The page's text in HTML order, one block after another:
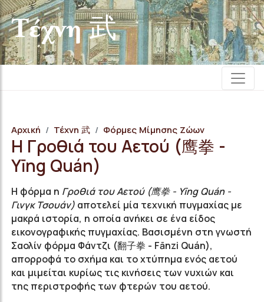
Τέχνη 武
Αρχική Τέχνη 武 Φόρμες Μίμησης Ζώων
Η Γροθιά του Αετού (鹰拳 -
Yīng Quán)
Η φόρμα η Γροθιά του Αετού (鹰拳 - Yīng Quán -
Γινγκ Τσουάν) αποτελεί μία τεχνική πυγμαχίας με
μακρά ιστορία, η οποία ανήκει σε ένα είδος
εικονογραφικής πυγμαχίας. Βασισμένη στη γνωστή
Σαολίν φόρμα Φάντζι (翻子拳 - Fānzi Quán),
απορροφά το σχήμα και το χτύπημα ενός αετού
και μιμείται κυρίως τις κινήσεις των νυχιών και
της περιστροφής των φτερών του αετού.